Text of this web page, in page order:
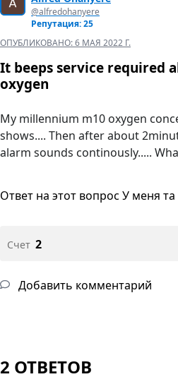
@alfredohanyere
Репутация: 25
ОПУБЛИКОВАНО:6 МАЯ 2022 Г.
It beeps service required
oxygen
My millennium m10 oxygen
shows.... Then after about
alarm sounds continously.....
Ответ на этот вопрос У меня
Счет 2
Добавить комментарий
2 ОТВЕТОВ